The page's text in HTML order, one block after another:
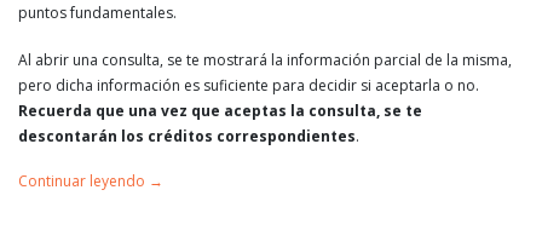
puntos fundamentales.
Al abrir una consulta, se te mostrará la información parcial de la misma,
pero dicha información es suficiente para decidir si aceptarla o no.
Recuerda que una vez que aceptas la consulta, se te
descontarán los créditos correspondientes.
Continuar leyendo →